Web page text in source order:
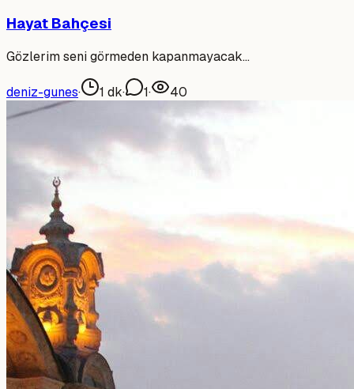
Hayat Bahçesi
Gözlerim seni görmeden kapanmayacak...
deniz-gunes· 1 dk· 1· 40